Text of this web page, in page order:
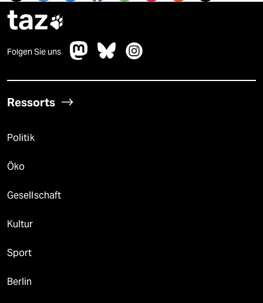
taz
Folgen Sie uns
Ressorts
Politik
Öko
Gesellschaft
Kultur
Sport
Berlin